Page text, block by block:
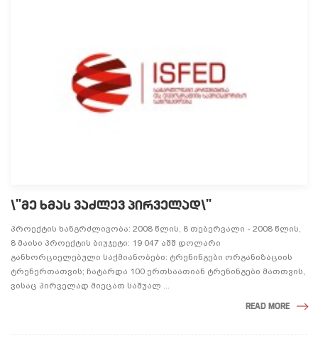
\"ᲛᲔ ᲮᲛᲐᲡ ᲕᲐᲫᲚᲔᲕ ᲞᲘᲠᲕᲔᲚᲐᲓ\"
პროექტის ხანგრძლივობა: 2008 წლის, 8 თებერვალი - 2008 წლის,
8 მაისი პროექტის ბიუჯეტი: 19 047 აშშ დოლარი
განხორციელებული საქმიანობები: ტრენინგები ორგანიზაციის
ტრენერთათვის; ჩატარდა 100 ერთსაათიან ტრენინგები მათთვის,
ვისაც პირველად მიეცათ საშუალ ...
READ MORE